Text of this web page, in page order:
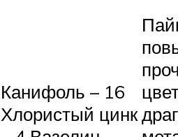
Канифоль – 16
Хлористый цинк